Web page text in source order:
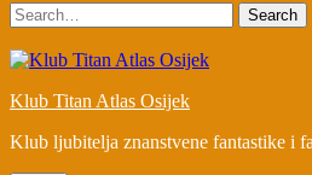
Search
Klub Titan Atlas Osijek
Klub ljubitelja znanstvene fantastike i